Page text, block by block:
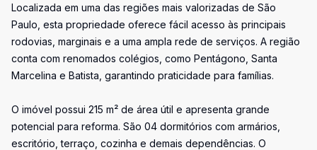
Localizada em uma das regiões mais valorizadas de São
Paulo, esta propriedade oferece fácil acesso às principais
rodovias, marginais e a uma ampla rede de serviços. A região
conta com renomados colégios, como Pentágono, Santa
Marcelina e Batista, garantindo praticidade para famílias.
O imóvel possui 215 m² de área útil e apresenta grande
potencial para reforma. São 04 dormitórios com armários,
escritório, terraço, cozinha e demais dependências. O